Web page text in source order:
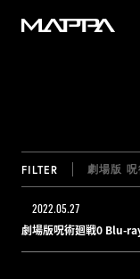
MAPPA
FILTER 劇場版
2022.05.27
劇場版呪術廻戦0 Blu-